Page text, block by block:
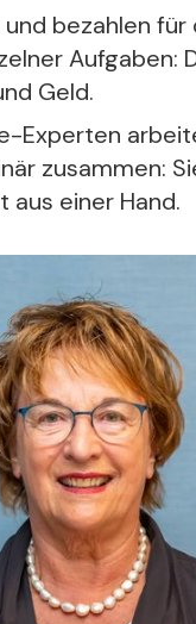
bezahlen für
Aufgaben:
Geld.
Experten
zusammen:
aus einer Hand.